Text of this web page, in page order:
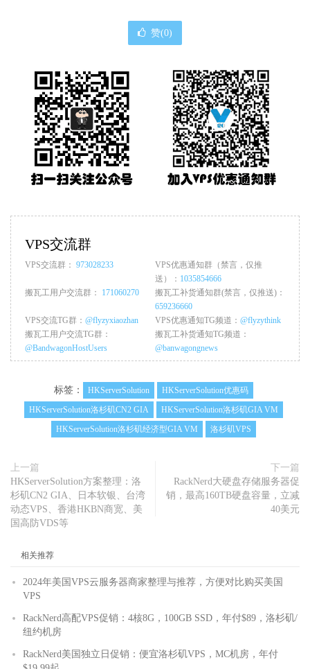
赞(0)
VPS交流群
VPS交流群： 973028233
VPS优惠通知群（禁言，仅推
送）： 1035854666
搬瓦工用户交流群： 171060270
搬瓦工补货通知群(禁言，仅推送)：
659236660
VPS交流TG群： @flyzyxiaozhan VPS优惠通知TG频道： @flyzythink
搬瓦工用户交流TG群：
@BandwagonHostUsers
搬瓦工补货通知TG频道：
@banwagongnews
标签： HKServerSolution
HKServerSolution优惠码
HKServerSolution洛杉矶CN2 GIA
HKServerSolution洛杉矶GIA VM
HKServerSolution洛杉矶经济型GIA VM
洛杉矶VPS
上一篇
HKServerSolution方案整理：洛
杉矶CN2 GIA、日本软银、台湾
动态VPS、香港HKBN商宽、美
国高防VDS等
下一篇
RackNerd大硬盘存储服务器促
销，最高160TB硬盘容量，立减
40美元
相关推荐
2024年美国VPS云服务器商家整理与推荐，方便对比购买美国
VPS
RackNerd高配VPS促销：4核8G，100GB SSD，年付$89，洛杉矶/
纽约机房
RackNerd美国独立日促销：便宜洛杉矶VPS，MC机房，年付